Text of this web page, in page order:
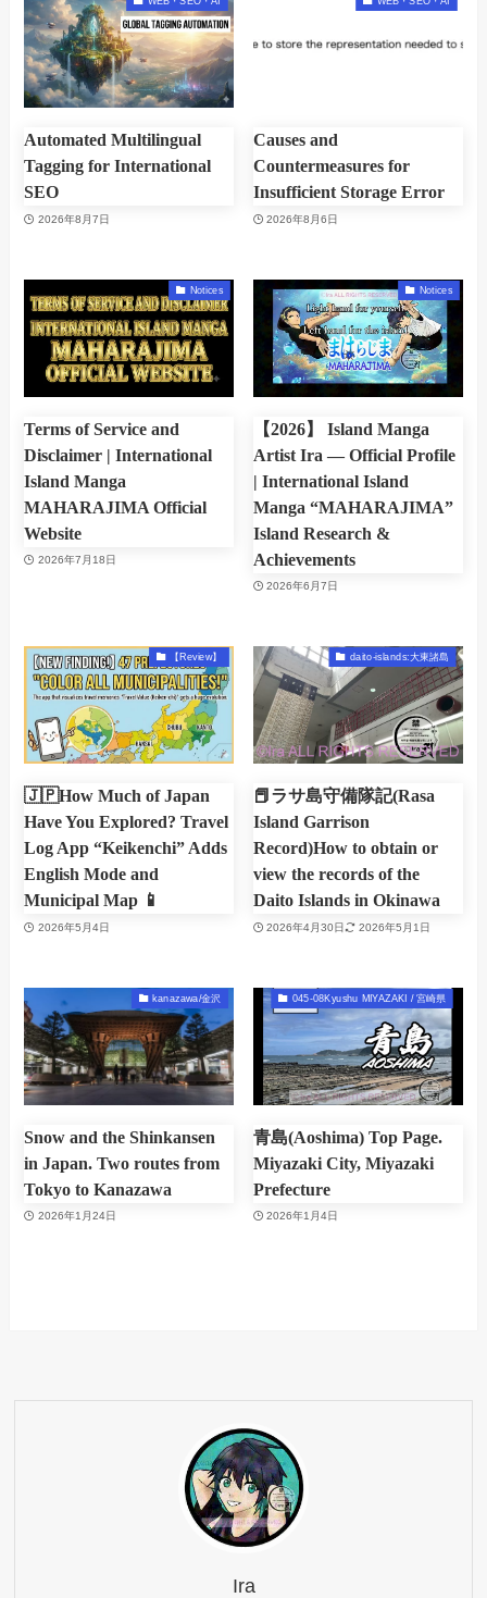
Automated Multilingual
Tagging for International
SEO
2026年8月7日
Causes and
Countermeasures for
Insufficient Storage Error
2026年8月6日
Notices
Terms of Service and
Disclaimer | International
Island Manga
MAHARAJIMA Official
Website
2026年7月18日
Notices
【2026】 Island Manga
Artist Ira — Official Profile
| International Island
Manga “MAHARAJIMA”
Island Research &
Achievements
2026年6月7日
【Review】
🇯🇵How Much of Japan
Have You Explored? Travel
Log App “Keikenchi” Adds
English Mode and
Municipal Map 📱
2026年5月4日
daito-islands:大東諸島
📕ラサ島守備隊記(Rasa
Island Garrison
Record)How to obtain or
view the records of the
Daito Islands in Okinawa
2026年4月30日 2026年5月1日
kanazawa/金沢
Snow and the Shinkansen
in Japan. Two routes from
Tokyo to Kanazawa
2026年1月24日
045-08Kyushu MIYAZAKI / 宮崎県
青島(Aoshima) Top Page.
Miyazaki City, Miyazaki
Prefecture
2026年1月4日
Ira